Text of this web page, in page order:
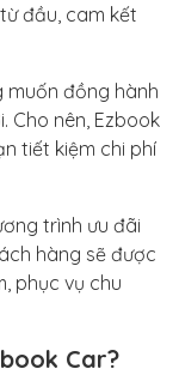
đầu, cam kết
muốn đồng hành
Cho nên, Ezbook
tiết kiệm chi phí
trình ưu đãi
hàng sẽ được
phục vụ chu
Car?